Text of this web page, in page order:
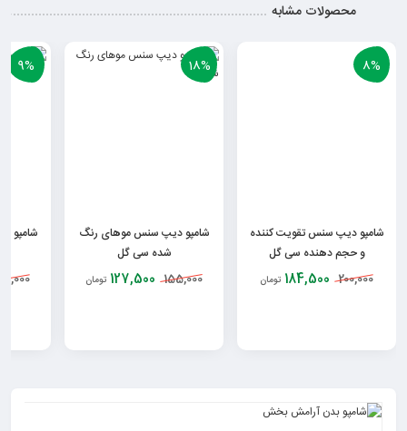
محصولات مشابه
8%
شامپو دیپ سنس تقویت کننده
و حجم دهنده سی گل
200,000
184,500 تومان
18%
شامپو دیپ سنس موهای رنگ
شده سی گل
155,000
127,500 تومان
9%
شامپو